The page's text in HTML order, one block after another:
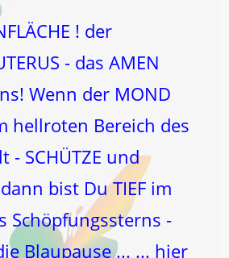
! der
- das AMEN
Wenn der MOND
hellroten Bereich des
- SCHÜTZE und
dann bist Du TIEF im
Schöpfungssterns -
Blaupause ... ... hier